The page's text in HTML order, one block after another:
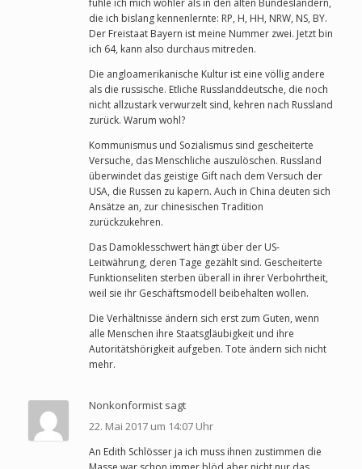
fühle ich mich wohler als in den alten Bundesländern,
die ich bislang kennenlernte: RP, H, HH, NRW, NS, BY.
Der Freistaat Bayern ist meine Nummer zwei. Jetzt bin
ich 64, kann also durchaus mitreden.
Die angloamerikanische Kultur ist eine völlig andere
als die russische. Etliche Russlanddeutsche, die noch
nicht allzustark verwurzelt sind, kehren nach Russland
zurück. Warum wohl?
Kommunismus und Sozialismus sind gescheiterte
Versuche, das Menschliche auszulöschen. Russland
überwindet das geistige Gift nach dem Versuch der
USA, die Russen zu kapern. Auch in China deuten sich
Ansätze an, zur chinesischen Tradition
zurückzukehren.
Das Damoklesschwert hängt über der US-
Leitwährung, deren Tage gezählt sind. Gescheiterte
Funktionseliten sterben überall in ihrer Verbohrtheit,
weil sie ihr Geschäftsmodell beibehalten wollen.
Die Verhältnisse ändern sich erst zum Guten, wenn
alle Menschen ihre Staatsgläubigkeit und ihre
Autoritätshörigkeit aufgeben. Tote ändern sich nicht
mehr.
Nonkonformist sagt
22. Mai 2017 um 14:07 Uhr
An Edith Schlösser ja ich muss ihnen zustimmen die